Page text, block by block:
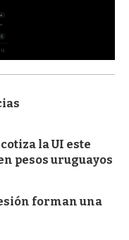
la UI este
pesos uruguayos
forman una